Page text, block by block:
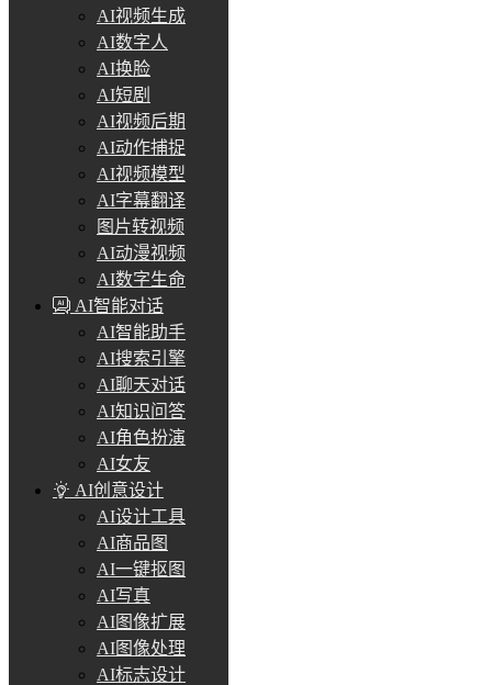
AI视频生成
AI数字人
AI换脸
AI短剧
AI视频后期
AI动作捕捉
AI视频模型
AI字幕翻译
图片转视频
AI动漫视频
AI数字生命
AI智能对话
AI智能助手
AI搜索引擎
AI聊天对话
AI知识问答
AI角色扮演
AI女友
AI创意设计
AI设计工具
AI商品图
AI一键抠图
AI写真
AI图像扩展
AI图像处理
AI标志设计